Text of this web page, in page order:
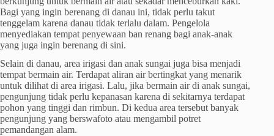
Bagi yang ingin berenang di danau ini, tidak perlu takut
tenggelam karena danau tidak terlalu dalam. Pengelola
menyediakan tempat penyewaan ban renang bagi anak-anak
yang juga ingin berenang di sini.
Selain di danau, area irigasi dan anak sungai juga bisa menjadi
tempat bermain air. Terdapat aliran air bertingkat yang menarik
untuk dilihat di area irigasi. Lalu, jika bermain air di anak sungai,
pengunjung tidak perlu kepanasan karena di sekitarnya terdapat
pohon yang tinggi dan rimbun. Di kedua area tersebut banyak
pengunjung yang berswafoto atau mengambil potret
pemandangan alam.